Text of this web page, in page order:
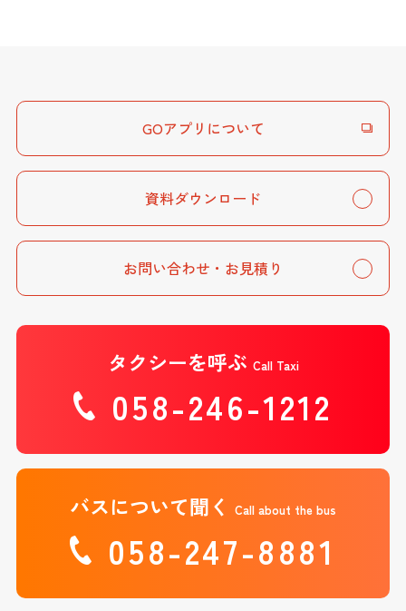
GOアプリについて
資料ダウンロード
お問い合わせ・お見積り
タクシーを呼ぶ Call Taxi
058-246-1212
バスについて聞く Call about the bus
058-247-8881